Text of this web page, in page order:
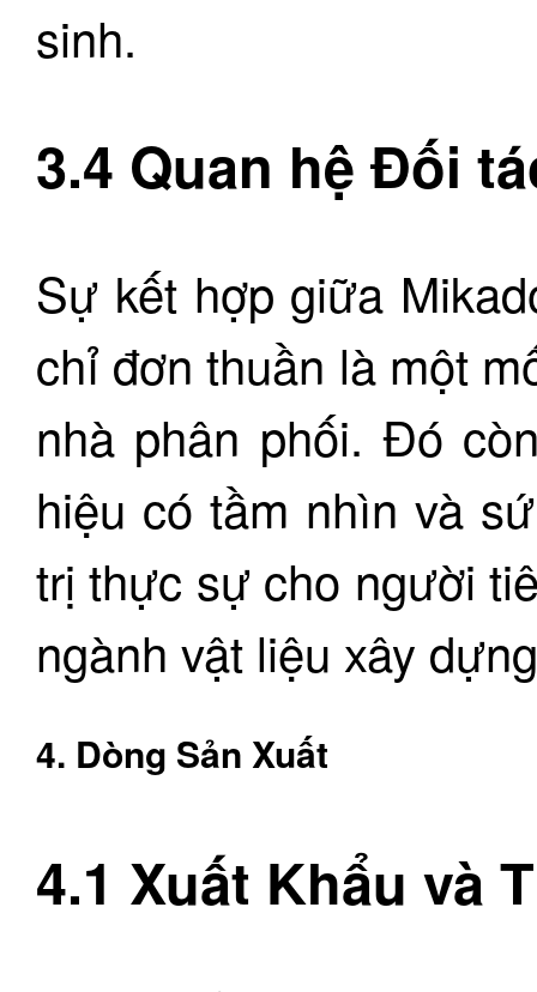
sinh.
3.4 Quan hệ Đối
Sự kết hợp giữa
chỉ đơn thuần là một
nhà phân phối. Đó
hiệu có tầm nhìn và
trị thực sự cho người
ngành vật liệu xây
4. Dòng Sản Xuất
4.1 Xuất Khẩu và